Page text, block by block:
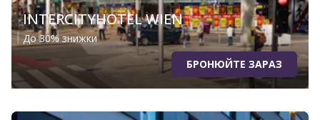
INTERCITYHOTEL WIEN
До 30% знижки
БРОНЮЙТЕ ЗАРАЗ